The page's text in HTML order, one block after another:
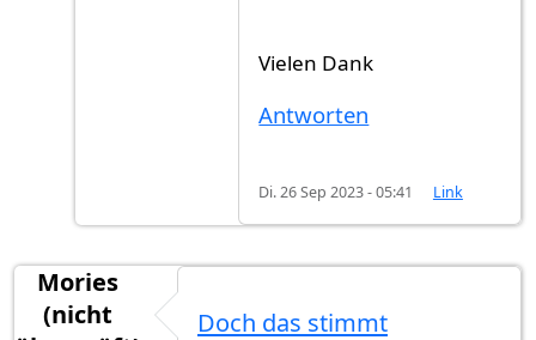
Vielen Dank
Antworten
Di. 26 Sep 2023 - 05:41 Link
Mories
(nicht
Doch das stimmt